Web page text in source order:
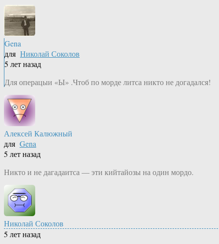
Gena
для Николай Соколов
5 лет назад
Для операцыи «Ы» .Чтоб по морде литса никто не догадался!
Алексей Калюжный
для Gena
5 лет назад
Никто и не дагадаитса — эти кийтайозы на один мордо.
Николай Соколов
5 лет назад